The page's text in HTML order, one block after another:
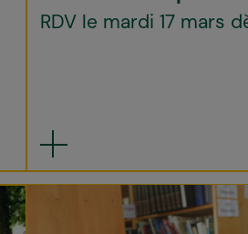
RDV le mardi 17 mars